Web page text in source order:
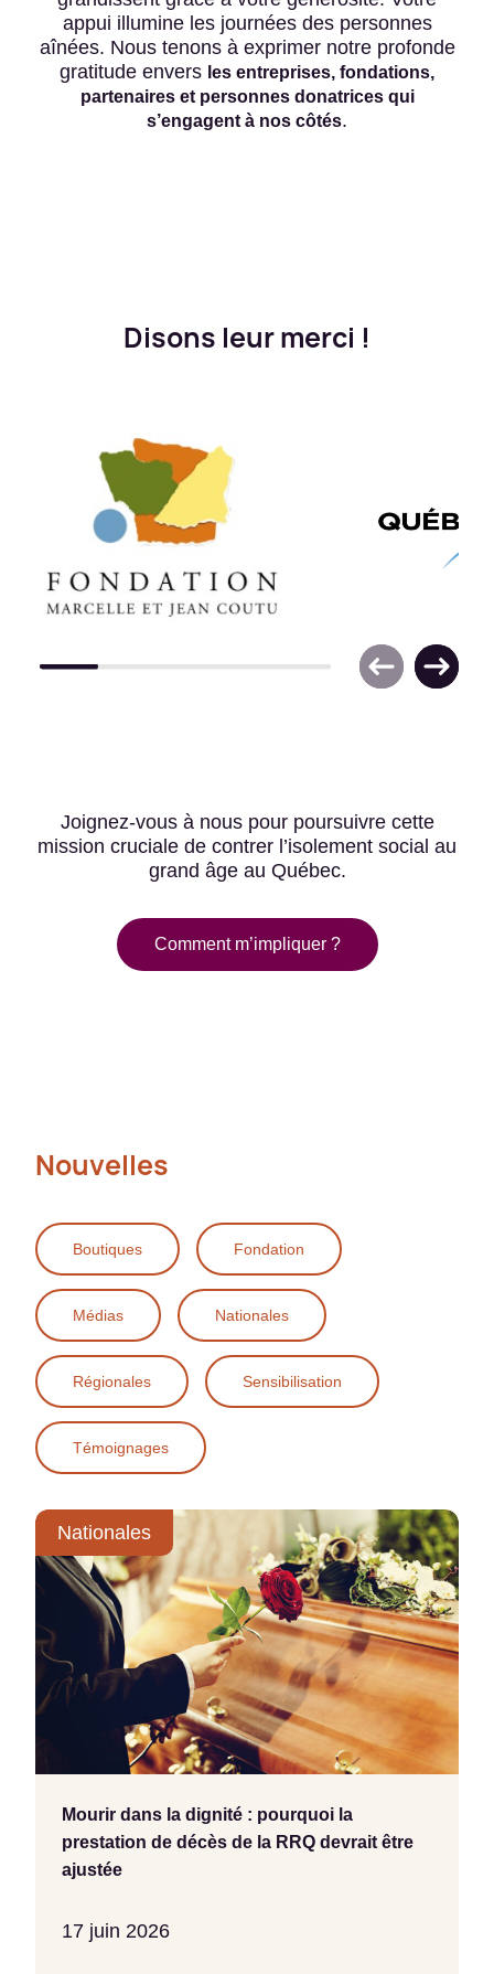
appui illumine les journées des personnes
aînées. Nous tenons à exprimer notre profonde
gratitude envers les entreprises, fondations,
partenaires et personnes donatrices qui
s’engagent à nos côtés.
Disons leur merci !
Joignez-vous à nous pour poursuivre cette
mission cruciale de contrer l’isolement social au
grand âge au Québec.
Comment m’impliquer ?
Nouvelles
Boutiques Fondation
Médias Nationales
Régionales Sensibilisation
Témoignages
Nationales
Mourir dans la dignité : pourquoi la
prestation de décès de la RRQ devrait être
ajustée
17 juin 2026